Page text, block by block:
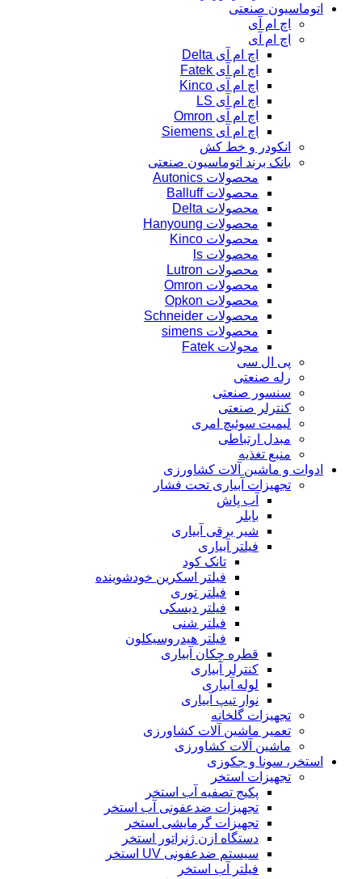
اتوماسیون صنعتی
اچ ام آی
اچ ام آی
اچ ام آی Delta
اچ ام آی Fatek
اچ ام آی Kinco
اچ ام آی LS
اچ ام آی Omron
اچ ام آی Siemens
انکودر و خط کش
بانک برند اتوماسیون صنعتی
محصولات Autonics
محصولات Balluff
محصولات Delta
محصولات Hanyoung
محصولات Kinco
محصولات ls
محصولات Lutron
محصولات Omron
محصولات Opkon
محصولات Schneider
محصولات simens
محولات Fatek
پی ال سی
رله صنعتی
سنسور صنعتی
کنترلر صنعتی
لیمیت سوئیچ امری
مبدل ارتباطی
منبع تغذیه
ادوات و ماشین آلات کشاورزی
تجهیزات آبیاری تحت فشار
آب پاش
بابلر
شیر برقی آبیاری
فیلتر آبیاری
تانک کود
فیلتر اسکرین خودشوینده
فیلتر توری
فیلتر دیسکی
فیلتر شنی
فیلتر هیدروسیکلون
قطره چکان آبیاری
کنترلر آبیاری
لوله آبیاری
نوار تیپ آبیاری
تجهیزات گلخانه
تعمیر ماشین آلات کشاورزی
ماشین آلات کشاورزی
استخر، سونا و جکوزی
تجهیزات استخر
پکیج تصفیه آب استخر
تجهیزات ضدعفونی آب استخر
تجهیزات گرمایشی استخر
دستگاه ازن ژنراتور استخر
سیستم ضدعفونی UV استخر
فیلتر آب استخر